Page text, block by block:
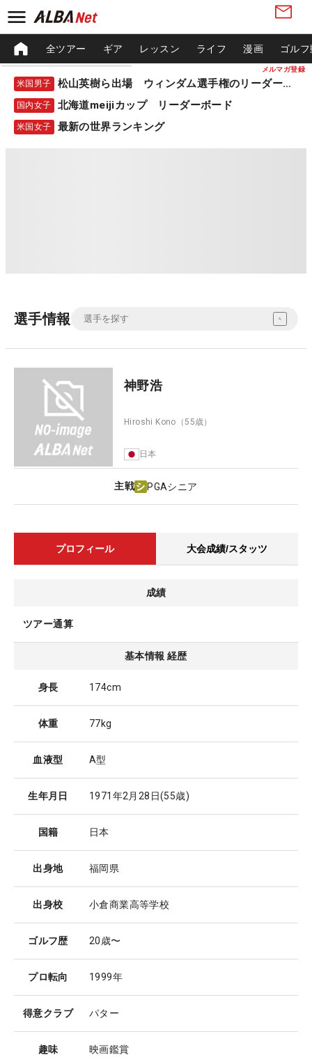
メルマガ登録
全ツアー ギア レッスン ライフ 漫画 ゴル
米国男子 松山英樹ら出場 ウィンダム選手権のリーダーボード
国内女子 北海道meijiカップ リーダーボード
米国女子 最新の世界ランキング
選手情報
神野浩
Hiroshi Kono （55歳）
日本
主戦 PGAシニア
プロフィール 大会成績/スタッツ
成績
ツアー通算
基本情報 経歴
身長 174cm
体重 77kg
血液型 A型
生年月日 1971年2月28日(55歳)
国籍 日本
出身地 福岡県
出身校 小倉商業高等学校
ゴルフ歴 20歳〜
プロ転向 1999年
得意クラブ パター
趣味 映画鑑賞